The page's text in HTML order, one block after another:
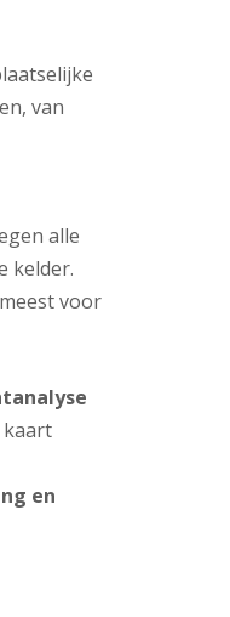
van
alle
kelder.
voor
kaart
en